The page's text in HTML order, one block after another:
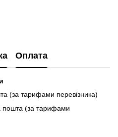
Оплата
(за тарифами перевізника)
пошта (за тарифами